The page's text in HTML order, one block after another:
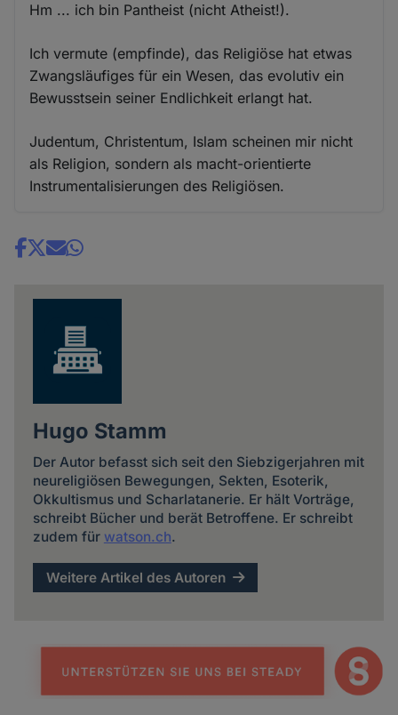
Hm ... ich bin Pantheist (nicht Atheist!).
Ich vermute (empfinde), das Religiöse hat etwas
Zwangsläufiges für ein Wesen, das evolutiv ein
Bewusstsein seiner Endlichkeit erlangt hat.
Judentum, Christentum, Islam scheinen mir nicht
als Religion, sondern als macht-orientierte
Instrumentalisierungen des Religiösen.
Share
Hugo Stamm
Der Autor befasst sich seit den Siebzigerjahren mit
neureligiösen Bewegungen, Sekten, Esoterik,
Okkultismus und Scharlatanerie. Er hält Vorträge,
schreibt Bücher und berät Betroffene. Er schreibt
zudem für watson.ch.
Weitere Artikel des Autoren